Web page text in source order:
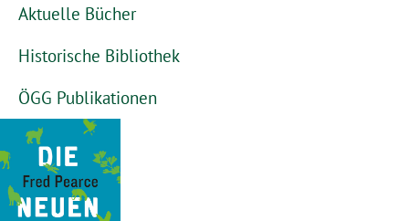
Aktuelle Bücher
Historische Bibliothek
ÖGG Publikationen